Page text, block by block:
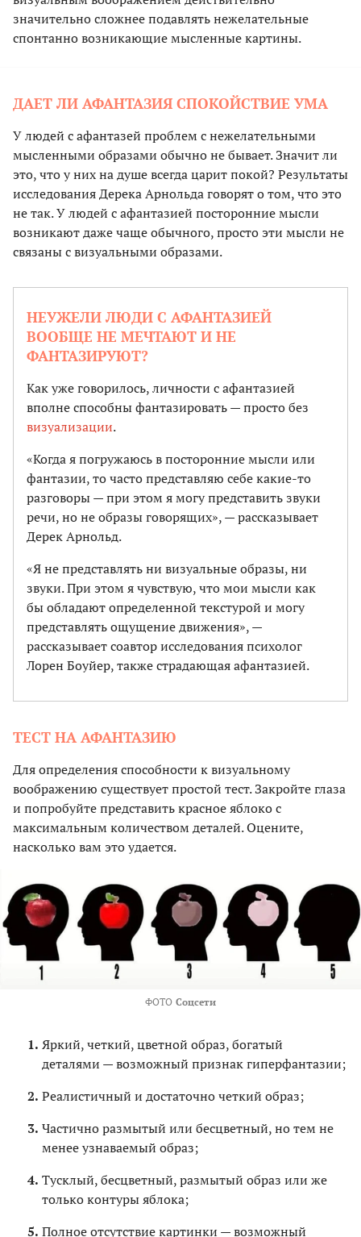
значительно сложнее подавлять нежелательные
спонтанно возникающие мысленные картины.
ДАЕТ ЛИ АФАНТАЗИЯ СПОКОЙСТВИЕ УМА
У людей с афантазей проблем с нежелательными
мысленными образами обычно не бывает. Значит ли
это, что у них на душе всегда царит покой? Результаты
исследования Дерека Арнольда говорят о том, что это
не так. У людей с афантазией посторонние мысли
возникают даже чаще обычного, просто эти мысли не
связаны с визуальными образами.
НЕУЖЕЛИ ЛЮДИ С АФАНТАЗИЕЙ
ВООБЩЕ НЕ МЕЧТАЮТ И НЕ
ФАНТАЗИРУЮТ?
Как уже говорилось, личности с афантазией
вполне способны фантазировать — просто без
визуализации.
«Когда я погружаюсь в посторонние мысли или
фантазии, то часто представляю себе какие-то
разговоры — при этом я могу представить звуки
речи, но не образы говорящих», — рассказывает
Дерек Арнольд.
«Я не представлять ни визуальные образы, ни
звуки. При этом я чувствую, что мои мысли как
бы обладают определенной текстурой и могу
представлять ощущение движения», —
рассказывает соавтор исследования психолог
Лорен Боуйер, также страдающая афантазией.
ТЕСТ НА АФАНТАЗИЮ
Для определения способности к визуальному
воображению существует простой тест. Закройте глаза
и попробуйте представить красное яблоко с
максимальным количеством деталей. Оцените,
насколько вам это удается.
ФОТО Соцсети
Яркий, четкий, цветной образ, богатый
деталями — возможный признак гиперфантазии;
Реалистичный и достаточно четкий образ;
Частично размытый или бесцветный, но тем не
менее узнаваемый образ;
Тусклый, бесцветный, размытый образ или же
только контуры яблока;
Полное отсутствие картинки — возможный